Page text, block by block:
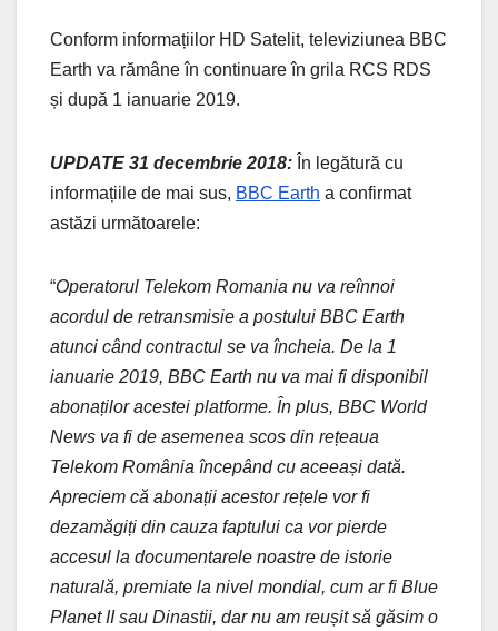
Conform informațiilor HD Satelit, televiziunea BBC
Earth va rămâne în continuare în grila RCS RDS
și după 1 ianuarie 2019.
UPDATE 31 decembrie 2018: În legătură cu
informațiile de mai sus, BBC Earth a confirmat
astăzi următoarele:
“Operatorul Telekom Romania nu va reînnoi
acordul de retransmisie a postului BBC Earth
atunci când contractul se va încheia. De la 1
ianuarie 2019, BBC Earth nu va mai fi disponibil
abonaților acestei platforme. În plus, BBC World
News va fi de asemenea scos din rețeaua
Telekom România începând cu aceeași dată.
Apreciem că abonații acestor rețele vor fi
dezamăgiți din cauza faptului ca vor pierde
accesul la documentarele noastre de istorie
naturală, premiate la nivel mondial, cum ar fi Blue
Planet II sau Dinastii, dar nu am reușit să găsim o